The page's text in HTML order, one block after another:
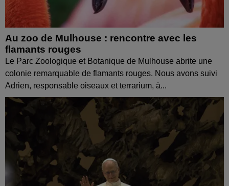
Au zoo de Mulhouse : rencontre avec les
flamants rouges
Le Parc Zoologique et Botanique de Mulhouse abrite une
colonie remarquable de flamants rouges. Nous avons suivi
Adrien, responsable oiseaux et terrarium, à...